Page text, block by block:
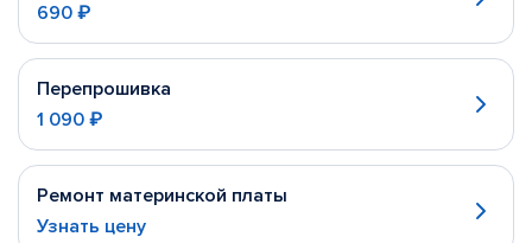
690 ₽
Перепрошивка
1 090 ₽
Ремонт материнской платы
Узнать цену